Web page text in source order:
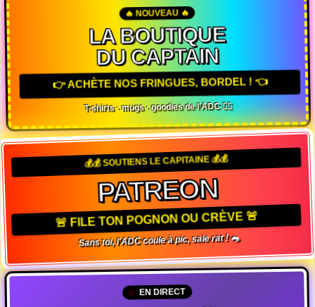
🔥 NOUVEAU 🔥
LA BOUTIQUE
DU CAPTAIN
👉 ACHÈTE NOS FRINGUES, BORDEL ! 👈
T-shirts · mugs · goodies de l'ADC 🏴‍☠️
💰💰 SOUTIENS LE CAPITAINE 💰💰
PATREON
🚨 FILE TON POGNON OU CRÈVE 🚨
Sans toi, l'ADC coule à pic, sale rat ! 🐀
EN DIRECT